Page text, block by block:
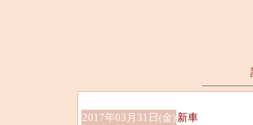
2017年03月31日(金) 新車